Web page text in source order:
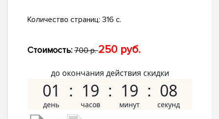
Количество страниц: 316 с.
Стоимость: 700 р.250 руб.
до окончания действия скидки
01 19 19 07